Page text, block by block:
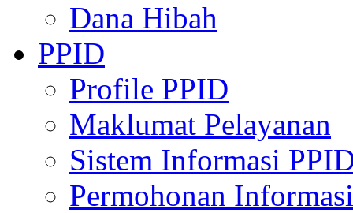
Dana Hibah
PPID
Profile PPID
Maklumat Pelayanan
Sistem Informasi
Permohonan